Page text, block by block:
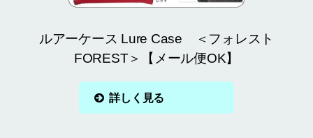
ルアーケース Lure Case ＜フォレスト
FOREST＞【メール便OK】
詳しく見る